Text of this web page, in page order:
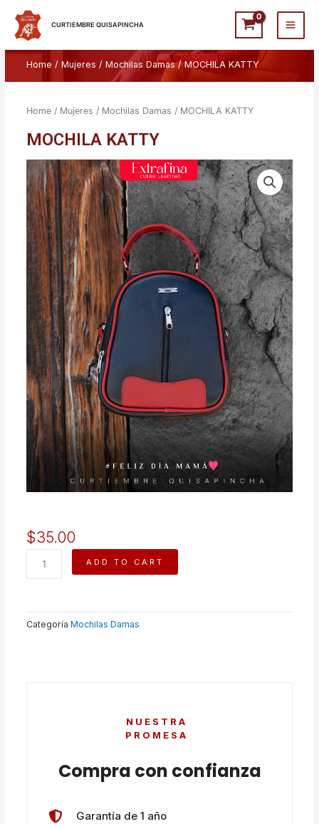
contenido
CURTIEMBRE QUISAPINCHA
Main
Home /Mujeres /Mochilas Damas/ MOCHILA KATTY
Home / Mujeres / Mochilas Damas / MOCHILA KATTY
MOCHILA KATTY
$35.00
ADD TO CART
Categoría Mochilas Damas
NUESTRA
PROMESA
Compra con confianza
Garantía de 1 año